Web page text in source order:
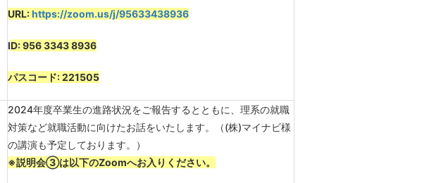
URL:https://zoom.us/j/95633438936
ID: 956 3343 8936
パスコード: 221505
2024年度卒業生の進路状況をご報告するとともに、理系の就職
対策など就職活動に向けたお話をいたします。（(株)マイナビ様
の講演も予定しております。）
※説明会③は以下のZoomへお入りください。